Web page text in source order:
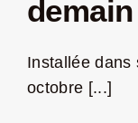
demain
Installée dans
octobre [...]